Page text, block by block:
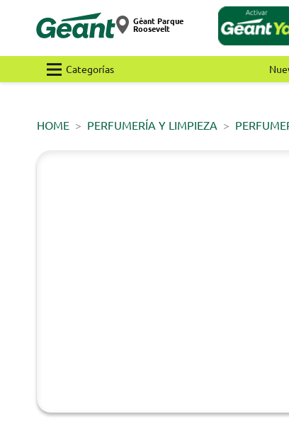
Géant Parque
Roosevelt
Categorías
HOME PERFUMERÍA Y LIMPIEZA